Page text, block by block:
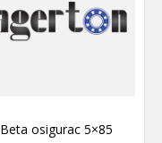
Beta osigurac 5×85